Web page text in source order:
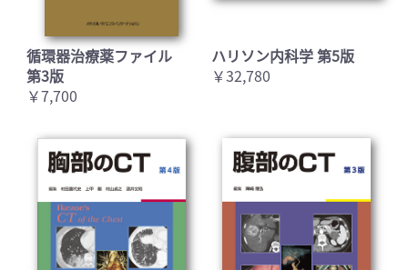
循環器治療薬ファイル
第3版
￥7,700
ハリソン内科学 第5版
￥32,780